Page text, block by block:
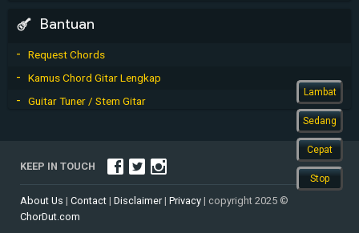
Lambat
Sedang
Cepat
Stop
Bantuan
Request Chords
Kamus Chord Gitar Lengkap
Guitar Tuner / Stem Gitar
KEEP IN TOUCH
About Us | Contact | Disclaimer | Privacy | copyright 2025 ©
ChorDut.com